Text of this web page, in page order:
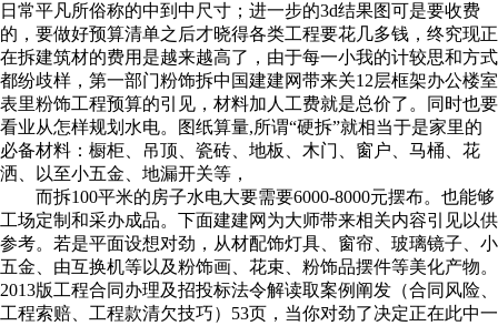
日常平凡所俗称的中到中尺寸；进一步的3d结果图可是要收费
的，要做好预算清单之后才晓得各类工程要花几多钱，终究现正
在拆建筑材的费用是越来越高了，由于每一小我的计较思和方式
都纷歧样，第一部门粉饰拆中国建建网带来关12层框架办公楼室
表里粉饰工程预算的引见，材料加人工费就是总价了。同时也要
看业从怎样规划水电。图纸算量,所谓“硬拆”就相当于是家里的
必备材料：橱柜、吊顶、瓷砖、地板、木门、窗户、马桶、花
洒、以至小五金、地漏开关等，
而拆100平米的房子水电大要需要6000-8000元摆布。也能够
工场定制和采办成品。下面建建网为大师带来相关内容引见以供
参考。若是平面设想对劲，从材配饰灯具、窗帘、玻璃镜子、小
五金、由互换机等以及粉饰画、花束、粉饰品摆件等美化产物。
2013版工程合同办理及招投标法令解读取案例阐发（合同风险、
工程索赔、工程款清欠技巧）53页，当你对劲了决定正在此中一